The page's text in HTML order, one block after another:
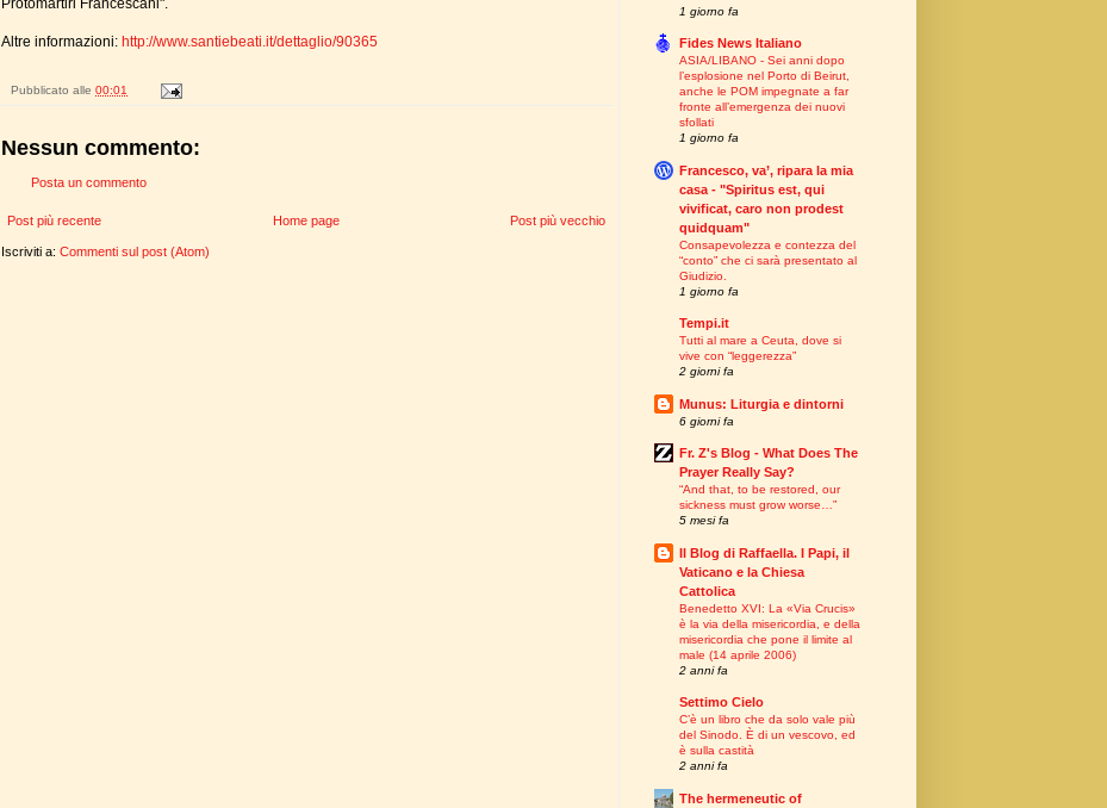
Protomartiri Francescani".
Altre informazioni: http://www.santiebeati.it/dettaglio/90365
Pubblicato alle 00:01
Nessun commento:
Posta un commento
Post più recente Post più vecchio
Home page
Iscriviti a: Commenti sul post (Atom)
1 giorno fa
Fides News Italiano
ASIA/LIBANO - Sei anni dopo
l’esplosione nel Porto di Beirut,
anche le POM impegnate a far
fronte all’emergenza dei nuovi
sfollati
1 giorno fa
Francesco, va’, ripara la mia
casa - "Spiritus est, qui
vivificat, caro non prodest
quidquam"
Consapevolezza e contezza del
“conto” che ci sarà presentato al
Giudizio.
1 giorno fa
Tempi.it
Tutti al mare a Ceuta, dove si
vive con “leggerezza”
2 giorni fa
Munus: Liturgia e dintorni
6 giorni fa
Fr. Z's Blog - What Does The
Prayer Really Say?
“And that, to be restored, our
sickness must grow worse…”
5 mesi fa
Il Blog di Raffaella. I Papi, il
Vaticano e la Chiesa
Cattolica
Benedetto XVI: La «Via Crucis»
è la via della misericordia, e della
misericordia che pone il limite al
male (14 aprile 2006)
2 anni fa
Settimo Cielo
C’è un libro che da solo vale più
del Sinodo. È di un vescovo, ed
è sulla castità
2 anni fa
The hermeneutic of